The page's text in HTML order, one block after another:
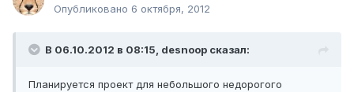
Опубликовано 6 октября, 2012
В 06.10.2012 в 08:15, desnoop сказал:
Планируется проект для небольшого недорогого